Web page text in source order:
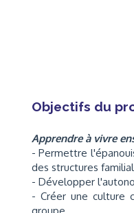
Objectifs du
Apprendre à vivre
- Permettre
des structures
- Développer
- Créer une culture
groupe.